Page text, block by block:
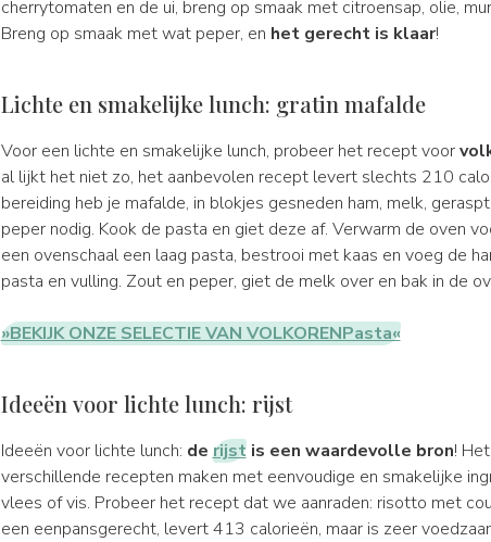
cherrytomaten en de ui, breng op smaak met citroensap, olie,
Breng op smaak met wat peper, en het gerecht is klaar!
Lichte en smakelijke lunch: gratin mafalde
Voor een lichte en smakelijke lunch, probeer het recept voor
al lijkt het niet zo, het aanbevolen recept levert slechts 210
bereiding heb je mafalde, in blokjes gesneden ham, melk,
peper nodig. Kook de pasta en giet deze af. Verwarm de oven
een ovenschaal een laag pasta, bestrooi met kaas en voeg de
pasta en vulling. Zout en peper, giet de melk over en bak in de
»BEKIJK ONZE SELECTIE VAN VOLKORENPasta«
Ideeën voor lichte lunch: rijst
Ideeën voor lichte lunch: de rijstis een waardevolle bron!
verschillende recepten maken met eenvoudige en smakelijke
vlees of vis. Probeer het recept dat we aanraden: risotto met
een eenpansgerecht, levert 413 calorieën, maar is zeer